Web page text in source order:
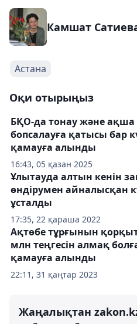
Камшат
Астана
Оқи отырыңыз
16:43, 05 қазан 2025
БҚО-да тонау және ақша
бопсалауға қатысы бар
қамауға алынды
17:35, 22 қараша 2022
Ұлытауда алтын кенін
өндірумен айналысқан
ұсталды
22:11, 31 қаңтар 2023
Ақтөбе тұрғынын
млн теңгесін алмақ
қамауға алынды
Жаңалықтан